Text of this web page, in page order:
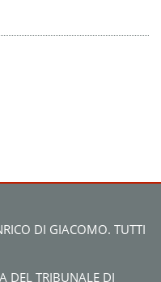
DI GIACOMO. TUTTI
DEL TRIBUNALE DI